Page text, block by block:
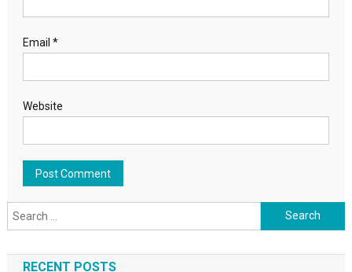
Email *
Website
Search for:
RECENT POSTS